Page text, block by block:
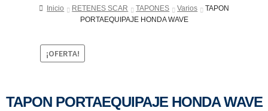
Inicio RETENES SCAR TAPONES Varios
TAPON
PORTAEQUIPAJE HONDA WAVE
¡OFERTA!
TAPON PORTAEQUIPAJE HONDA WAVE